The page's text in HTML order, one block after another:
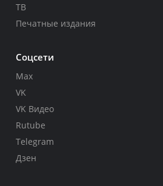
ТВ
Печатные издания
Соцсети
Max
VK
VK Видео
Rutube
Telegram
Дзен